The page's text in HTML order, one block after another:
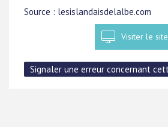
Source : lesislandaisdelalbe.com
Visiter le site